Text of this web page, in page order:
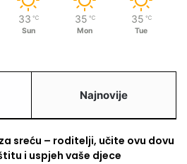
33 ℃
Sun
35 ℃
Mon
35 ℃
Tue
Najnovije
sreću – roditelji, učite ovu dovu
i uspjeh vaše djece